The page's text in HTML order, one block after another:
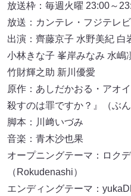
放送枠：毎週火曜 23:00～
放送：カンテレ・フジテレ
出演：齊藤京子 水野美紀 白
小林きな子 峯岸みなみ 水
竹財輝之助 新川優愛
原作：あしだかおる・アオ
殺すのは罪ですか？』（ぶん
脚本：川﨑いづみ
音楽：青木沙也果
オープニングテーマ：ロクデ
（Rokudenashi）
エンディングテーマ：